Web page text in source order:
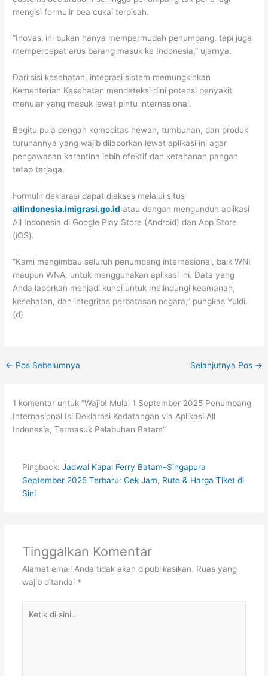
mengisi formulir bea cukai terpisah.
“Inovasi ini bukan hanya mempermudah penumpang, tapi juga
mempercepat arus barang masuk ke Indonesia,” ujarnya.
Dari sisi kesehatan, integrasi sistem memungkinkan
Kementerian Kesehatan mendeteksi dini potensi penyakit
menular yang masuk lewat pintu internasional.
Begitu pula dengan komoditas hewan, tumbuhan, dan produk
turunannya yang wajib dilaporkan lewat aplikasi ini agar
pengawasan karantina lebih efektif dan ketahanan pangan
tetap terjaga.
Formulir deklarasi dapat diakses melalui situs
allindonesia.imigrasi.go.id atau dengan mengunduh aplikasi
All Indonesia di Google Play Store (Android) dan App Store
(iOS).
“Kami mengimbau seluruh penumpang internasional, baik WNI
maupun WNA, untuk menggunakan aplikasi ini. Data yang
Anda laporkan menjadi kunci untuk melindungi keamanan,
kesehatan, dan integritas perbatasan negara,” pungkas Yuldi.
(d)
← Pos Sebelumnya Selanjutnya Pos →
1 komentar untuk “Wajib! Mulai 1 September 2025 Penumpang
Internasional Isi Deklarasi Kedatangan via Aplikasi All
Indonesia, Termasuk Pelabuhan Batam”
Pingback: Jadwal Kapal Ferry Batam–Singapura
September 2025 Terbaru: Cek Jam, Rute & Harga Tiket di
Sini
Tinggalkan Komentar
Alamat email Anda tidak akan dipublikasikan. Ruas yang
wajib ditandai *